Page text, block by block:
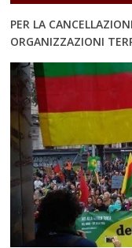
PER LA
ORGANIZZAZIONI